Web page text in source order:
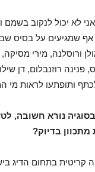
לא יכול לנקוב בשמם
אף שמגיעים על בסיס
ורוסלנה, מירי
פנינה רוזנבלום,
ותופתעו לראות
נורא חשובה,
בדיוק?
קריטית בתחום הדיג